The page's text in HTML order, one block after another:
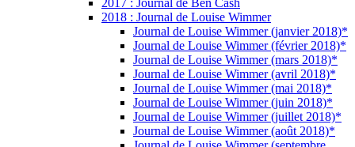
2017 : Journal de Ben Cash
2018 : Journal de Louise Wimmer
Journal de Louise Wimmer (janvier 2018)*
Journal de Louise Wimmer (février 2018)*
Journal de Louise Wimmer (mars 2018)*
Journal de Louise Wimmer (avril 2018)*
Journal de Louise Wimmer (mai 2018)*
Journal de Louise Wimmer (juin 2018)*
Journal de Louise Wimmer (juillet 2018)*
Journal de Louise Wimmer (août 2018)*